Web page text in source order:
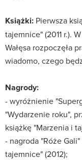
Książki: Pierwsza
tajemnice" (2011 r.).
Wałęsa rozpoczęła
wiadomo, czego
Nagrody:
- wyróżnienie
"Wydarzenie roku",
książkę "Marzenia i
- nagroda "Róże
tajemnice" (2012);